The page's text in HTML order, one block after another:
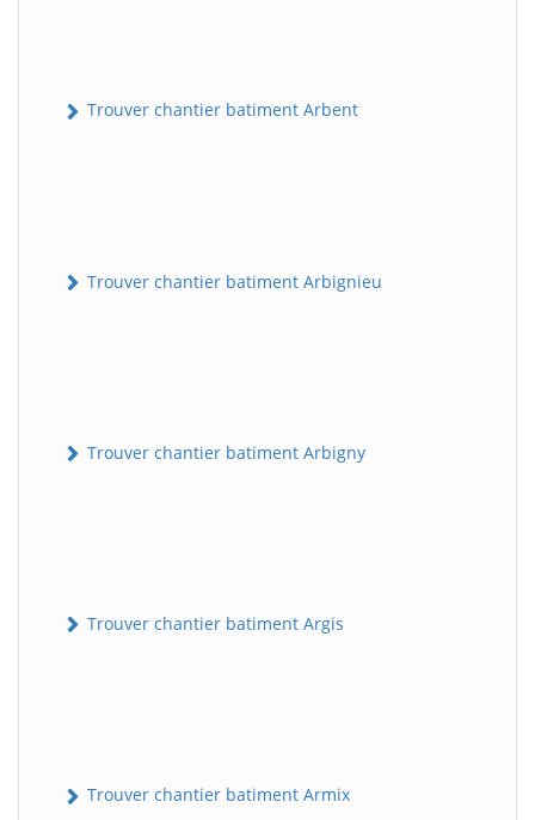
Trouver chantier batiment Arbent
Trouver chantier batiment Arbignieu
Trouver chantier batiment Arbigny
Trouver chantier batiment Argis
Trouver chantier batiment Armix